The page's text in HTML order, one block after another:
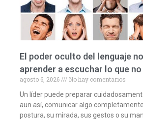
El poder oculto del lenguaje
aprender a escuchar lo que
agosto 6, 2026
No hay comentarios
Un líder puede preparar
aun así, comunicar algo
postura, su mirada, sus gestos o su